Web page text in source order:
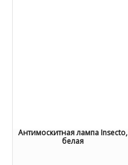
Антимоскитная лампа Insecto,
белая